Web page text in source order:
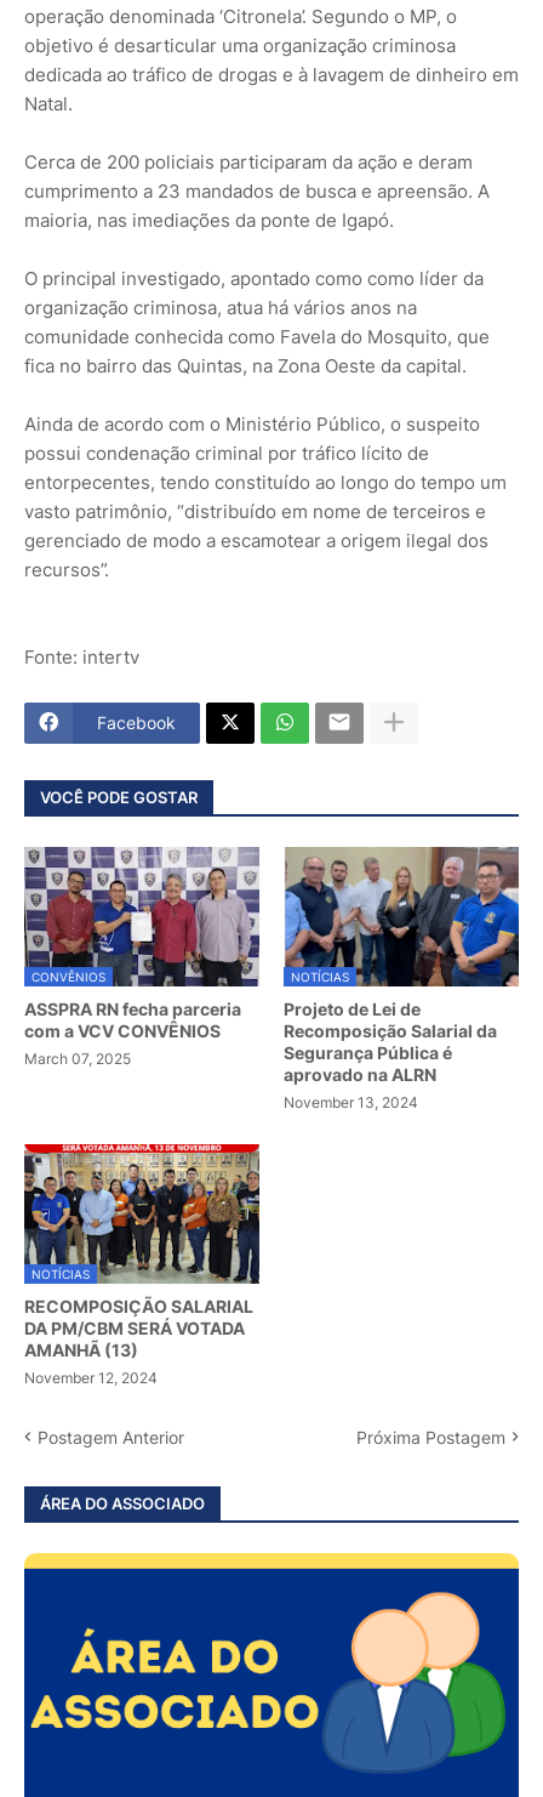
operação denominada ‘Citronela’. Segundo o MP, o
objetivo é desarticular uma organização criminosa
dedicada ao tráfico de drogas e à lavagem de dinheiro em
Natal.
Cerca de 200 policiais participaram da ação e deram
cumprimento a 23 mandados de busca e apreensão. A
maioria, nas imediações da ponte de Igapó.
O principal investigado, apontado como como líder da
organização criminosa, atua há vários anos na
comunidade conhecida como Favela do Mosquito, que
fica no bairro das Quintas, na Zona Oeste da capital.
Ainda de acordo com o Ministério Público, o suspeito
possui condenação criminal por tráfico lícito de
entorpecentes, tendo constituído ao longo do tempo um
vasto patrimônio, “distribuído em nome de terceiros e
gerenciado de modo a escamotear a origem ilegal dos
recursos”.
Fonte: intertv
Facebook
VOCÊ PODE GOSTAR
CONVÊNIOS
ASSPRA RN fecha parceria
com a VCV CONVÊNIOS
March 07, 2025
NOTÍCIAS
Projeto de Lei de
Recomposição Salarial da
Segurança Pública é
aprovado na ALRN
November 13, 2024
NOTÍCIAS
RECOMPOSIÇÃO SALARIAL
DA PM/CBM SERÁ VOTADA
AMANHÃ (13)
November 12, 2024
Postagem Anterior Próxima Postagem
ÁREA DO ASSOCIADO